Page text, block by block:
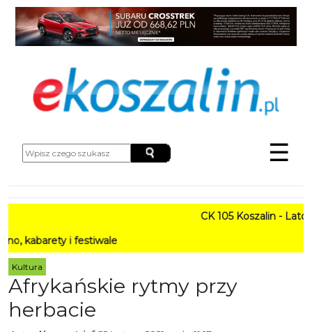
☰
CK 105 Koszalin - Lato w
i festiwale
Kultura
Afrykańskie rytmy przy
herbacie